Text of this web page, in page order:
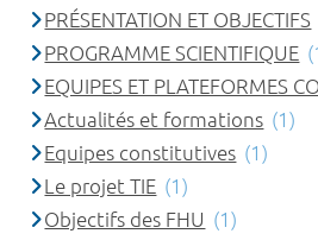
PRÉSENTATION ET OBJECTIFS
PROGRAMME SCIENTIFIQUE
EQUIPES ET PLATEFORMES
Actualités et formations (1)
Equipes constitutives (1)
Le projet TIE (1)
Objectifs des FHU (1)